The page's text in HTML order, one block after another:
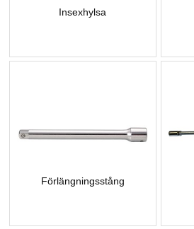
Insexhylsa
Förlängningsstång